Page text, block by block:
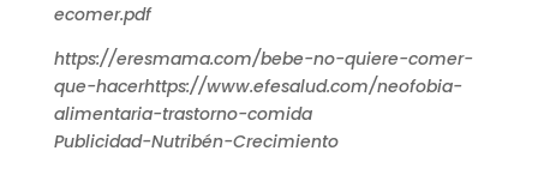
ecomer.pdf
https://eresmama.com/bebe-no-quiere-comer-
que-hacerhttps://www.efesalud.com/neofobia-
alimentaria-trastorno-comida
Publicidad-Nutribén-Crecimiento